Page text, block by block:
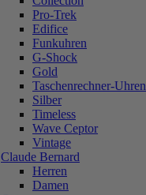
Pro-Trek
Edifice
Funkuhren
G-Shock
Gold
Taschenrechner-Uhren
Silber
Timeless
Wave Ceptor
Vintage
Claude Bernard
Herren
Damen